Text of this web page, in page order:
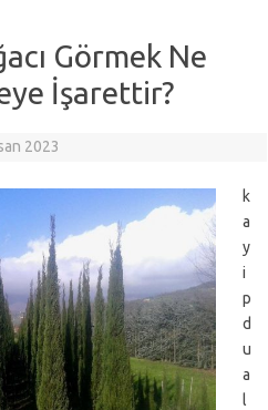
Görmek Ne
İşarettir?
2023
k
a
y
i
p
d
u
a
l